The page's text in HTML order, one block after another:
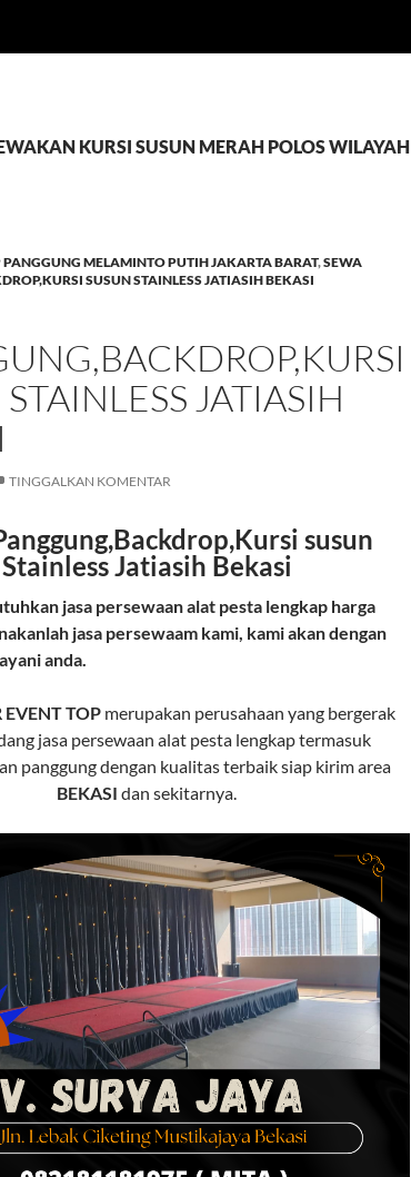
KURSI SUSUN MERAH POLOS WILAYAH
MELAMINTO PUTIH JAKARTA BARAT,SEWA
SUSUN STAINLESS JATIASIH BEKASI
JATIASIH
TINGGALKAN KOMENTAR
susun
Stainless Jatiasih Bekasi
jasa persewaan alat pesta lengkap harga
jasa persewaam kami, kami akan dengan
anda.
EVENT TOP merupakan perusahaan yang bergerak
jasa persewaan alat pesta lengkap termasuk
panggung dengan kualitas terbaik siap kirim area
BEKASI dan sekitarnya.